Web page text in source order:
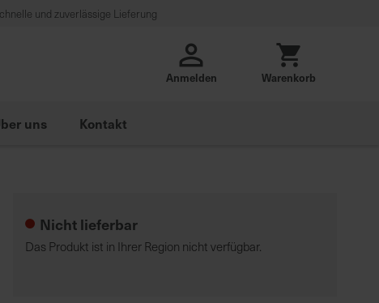
und zuverlässige Lieferung
Anmelden Warenkorb
uns Kontakt
Nicht lieferbar
Das Produkt ist in Ihrer Region nicht verfügbar.